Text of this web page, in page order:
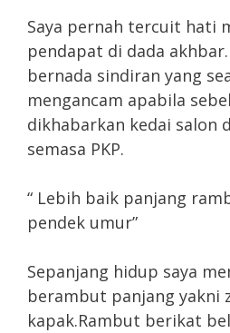
Saya pernah tercuit hati
pendapat di dada
bernada sindiran yang
mengancam apabila
dikhabarkan kedai salon
semasa PKP.
“ Lebih baik panjang
pendek umur”
Sepanjang hidup saya
berambut panjang yakni
kapak.Rambut berikat